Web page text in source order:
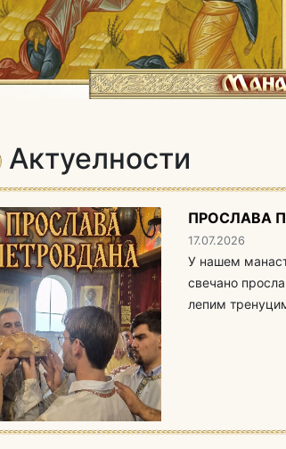
Актуелности
ПРОСЛАВА
17.07.2026
У нашем
свечано
лепим